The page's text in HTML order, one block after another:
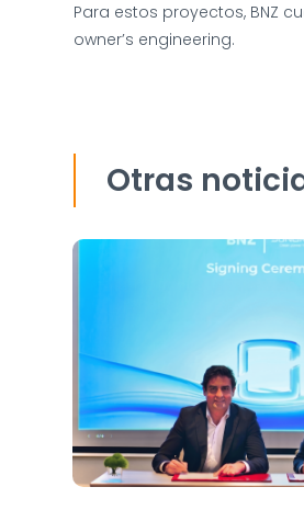
Para estos proyectos, BNZ
owner’s engineering.
Otras